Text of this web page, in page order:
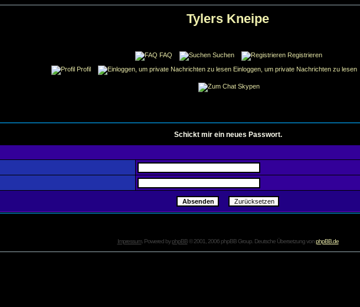
Tylers Kneipe
FAQ Suchen
Registrieren
Profil
Einloggen, um private Nachrichten zu lesen
Skypen
Schickt mir ein neues Passwort.
Impressum. Powered byphpBB© 2001, 2006 phpBB Group. Deutsche Übersetzung vonphpBB.de